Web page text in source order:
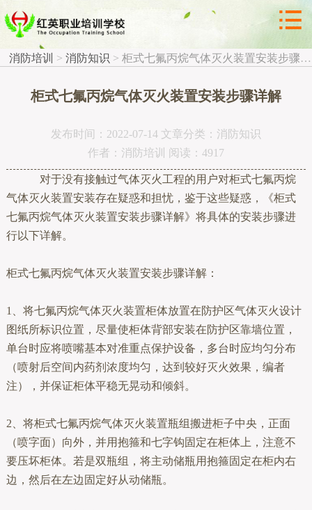

 消防知识 
消防培训 > 消防知识 > 柜式七氟丙烷气体灭火装置安装步骤详解
柜式七氟丙烷气体灭火装置安装步骤详解
发布时间：2022-07-14 文章分类：消防知识
作者：消防培训 阅读：4917
对于没有接触过气体灭火工程的用户对柜式七氟丙烷
气体灭火装置安装存在疑惑和担忧，鉴于这些疑惑，《柜式
七氟丙烷气体灭火装置安装步骤详解》将具体的安装步骤进
行以下详解。
柜式七氟丙烷气体灭火装置安装步骤详解：
1、将七氟丙烷气体灭火装置柜体放置在防护区气体灭火设计
图纸所标识位置，尽量使柜体背部安装在防护区靠墙位置，
单台时应将喷嘴基本对准重点保护设备，多台时应均匀分布
（喷射后空间内药剂浓度均匀，达到较好灭火效果，编者
注），并保证柜体平稳无晃动和倾斜。
2、将柜式七氟丙烷气体灭火装置瓶组搬进柜子中央，正面
（喷字面）向外，并用抱箍和七字钩固定在柜体上，注意不
要压坏柜体。若是双瓶组，将主动储瓶用抱箍固定在柜内右
边，然后在左边固定好从动储瓶。